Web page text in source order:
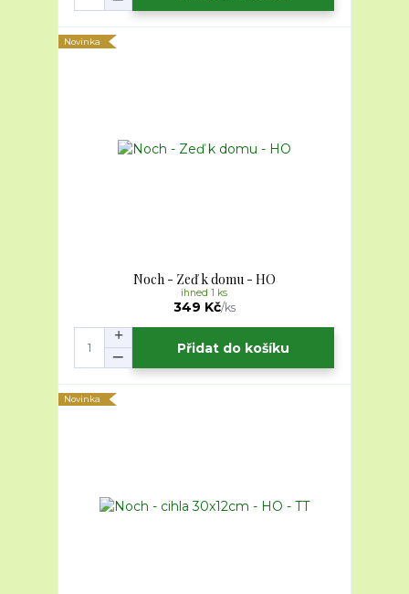
Novinka
Noch - Zeď k domu - HO
349 Kč/ks
ihned 1 ks
Přidat do košíku
Novinka